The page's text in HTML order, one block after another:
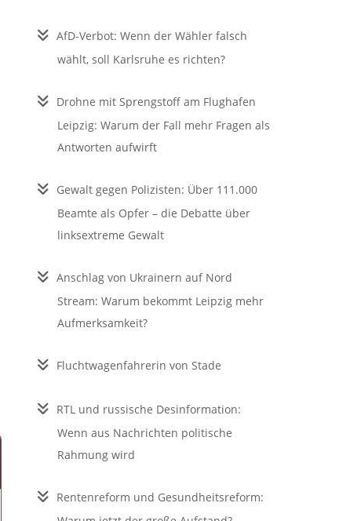
AfD-Verbot: Wenn der Wähler falsch
wählt, soll Karlsruhe es richten?
Drohne mit Sprengstoff am Flughafen
Leipzig: Warum der Fall mehr Fragen als
Antworten aufwirft
Gewalt gegen Polizisten: Über 111.000
Beamte als Opfer – die Debatte über
linksextreme Gewalt
Anschlag von Ukrainern auf Nord
Stream: Warum bekommt Leipzig mehr
Aufmerksamkeit?
Fluchtwagenfahrerin von Stade
RTL und russische Desinformation:
Wenn aus Nachrichten politische
Rahmung wird
Rentenreform und Gesundheitsreform: